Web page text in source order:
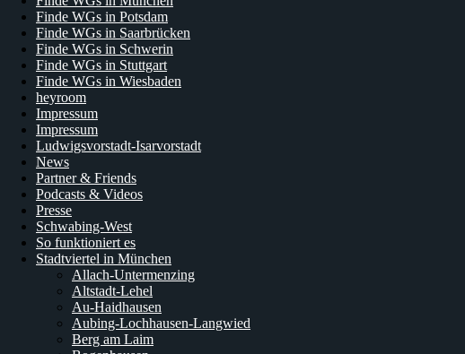
Finde WGs in Potsdam
Finde WGs in Saarbrücken
Finde WGs in Schwerin
Finde WGs in Stuttgart
Finde WGs in Wiesbaden
heyroom
Impressum
Impressum
Ludwigsvorstadt-Isarvorstadt
News
Partner & Friends
Podcasts & Videos
Presse
Schwabing-West
So funktioniert es
Stadtviertel in München
Allach-Untermenzing
Altstadt-Lehel
Au-Haidhausen
Aubing-Lochhausen-Langwied
Berg am Laim